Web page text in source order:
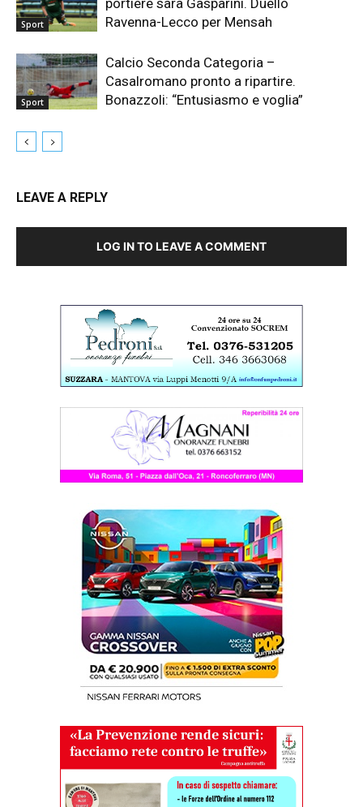
Sport
Ravenna-Lecco per Mensah
Sport
Calcio Seconda Categoria –
Casalromano pronto a ripartire.
Bonazzoli: “Entusiasmo e voglia”
LEAVE A REPLY
LOG IN TO LEAVE A COMMENT